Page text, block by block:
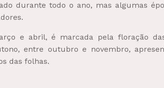
durante todo o ano, mas algumas
e abril, é marcada pela floração
entre outubro e novembro,
das folhas.